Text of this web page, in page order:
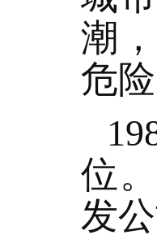
潮
危险
位
发